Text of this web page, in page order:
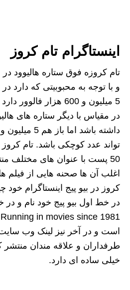
اینستاگرام تام کروز
تام کروزه فوق ستاره هالیوود در
و با توجه به محبوبیتی که دارد
5 میلیون و 600 هزار
در مقیاس با دیگر ستاره های
تواند عدد کوچکی باشد. تام کروز
50 پست با عنوان های مختلف
اغلب آن ها صحنه هایی از فیلم
کروز در بیو پیج اینستاگرام خود
است و در آخر نیز لینک وب
طرفداران و علاقه مندان منتشر
خیلی ساده ای دارد.